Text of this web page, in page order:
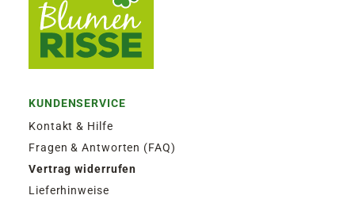
KUNDENSERVICE
Kontakt & Hilfe
Fragen & Antworten (FAQ)
Vertrag widerrufen
Lieferhinweise